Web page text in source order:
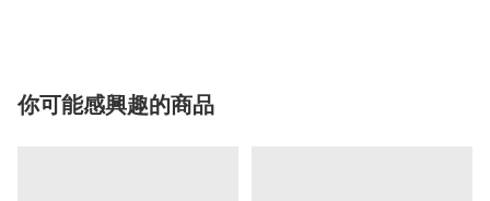
你可能感興趣的商品